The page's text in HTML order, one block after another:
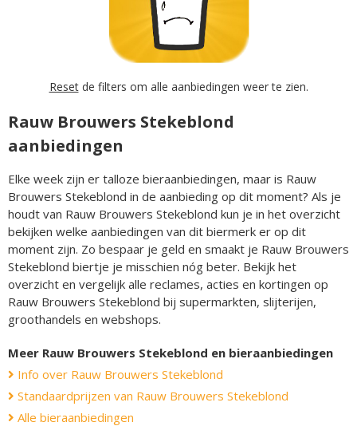
Resetde filters om alle aanbiedingen weer te zien.
Rauw Brouwers Stekeblond
aanbiedingen
Elke week zijn er talloze bieraanbiedingen, maar is Rauw
Brouwers Stekeblond in de aanbieding op dit moment? Als je
houdt van Rauw Brouwers Stekeblond kun je in het overzicht
bekijken welke aanbiedingen van dit biermerk er op dit
moment zijn. Zo bespaar je geld en smaakt je Rauw Brouwers
Stekeblond biertje je misschien nóg beter. Bekijk het
overzicht en vergelijk alle reclames, acties en kortingen op
Rauw Brouwers Stekeblond bij supermarkten, slijterijen,
groothandels en webshops.
Meer Rauw Brouwers Stekeblond en bieraanbiedingen
Info over Rauw Brouwers Stekeblond
Standaardprijzen van Rauw Brouwers Stekeblond
Alle bieraanbiedingen